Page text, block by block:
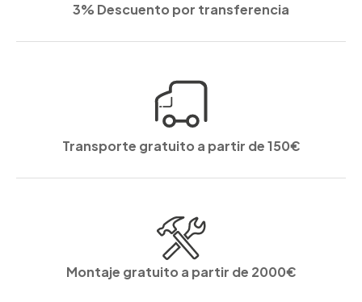
3% Descuento por transferencia
Transporte gratuito a partir de 150€
Montaje gratuito a partir de 2000€